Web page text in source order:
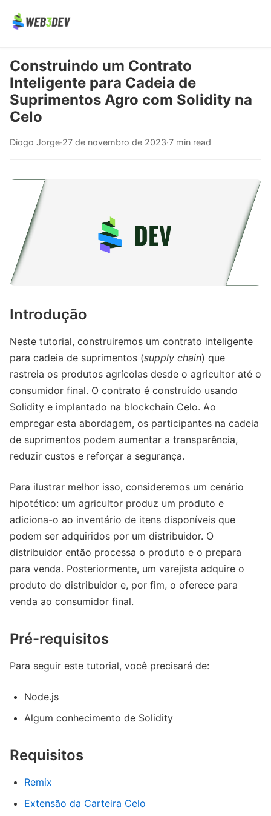
Construindo um Contrato
Inteligente para Cadeia de
Suprimentos Agro com Solidity na
Celo
Diogo Jorge·27 de novembro de 2023·7 min read
Introdução
Neste tutorial, construiremos um contrato inteligente
para cadeia de suprimentos (supply chain) que
rastreia os produtos agrícolas desde o agricultor até o
consumidor final. O contrato é construído usando
Solidity e implantado na blockchain Celo. Ao
empregar esta abordagem, os participantes na cadeia
de suprimentos podem aumentar a transparência,
reduzir custos e reforçar a segurança.
Para ilustrar melhor isso, consideremos um cenário
hipotético: um agricultor produz um produto e
adiciona-o ao inventário de itens disponíveis que
podem ser adquiridos por um distribuidor. O
distribuidor então processa o produto e o prepara
para venda. Posteriormente, um varejista adquire o
produto do distribuidor e, por fim, o oferece para
venda ao consumidor final.
Pré-requisitos
Para seguir este tutorial, você precisará de:
Node.js
Algum conhecimento de Solidity
Requisitos
Remix
Extensão da Carteira Celo